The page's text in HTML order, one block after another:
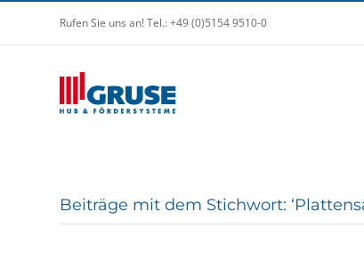
Rufen Sie uns an! Tel.: +49 (0)5154 9510-0
Beiträge mit dem Stichwort: